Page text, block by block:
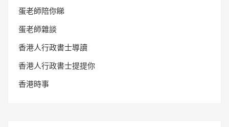
蛋老師陪你睇
蛋老師雜談
香港人行政書士導讀
香港人行政書士提提你
香港時事